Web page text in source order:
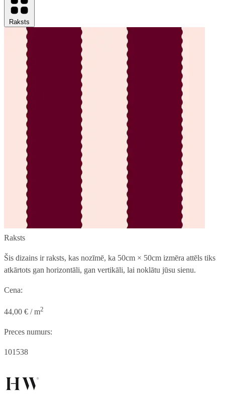
Raksts
Raksts
Šis dizains ir raksts, kas nozīmē, ka 50cm × 50cm izmēra attēls tiks
atkārtots gan horizontāli, gan vertikāli, lai noklātu jūsu sienu.
Cena:
44,00 € / m2
Preces numurs:
101538